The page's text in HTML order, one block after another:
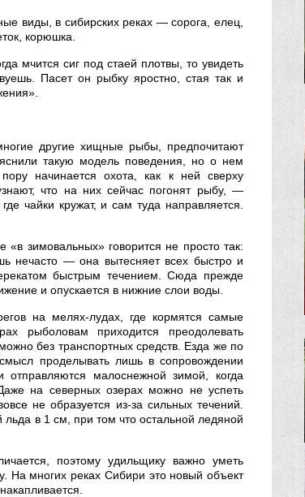
виды, в сибирских реках — сорога, елец,
корюшка.
мчится сиг под стаей плотвы, то увидеть
Пасет он рыбку яростно, стая так и
другие хищные рыбы, предпочитают
такую модель поведения, но о нем
начинается охота, как к ней сверху
что на них сейчас погонят рыбу, —
чайки кружат, и сам туда направляется.
зимовальных» говорится не просто так:
нечасто — она вытесняет всех быстро и
быстрым течением. Сюда прежде
и опускается в нижние слои воды.
на мелях-лудах, где кормятся самые
рыболовам приходится преодолевать
без транспортных средств. Езда же по
проделывать лишь в сопровождении
малоснежной зимой, когда
на северных озерах можно не успеть
не образуется из-за сильных течений.
в 1 см, при том что остальной ледяной
поэтому удильщику важно уметь
На многих реках Сибири это новый объект